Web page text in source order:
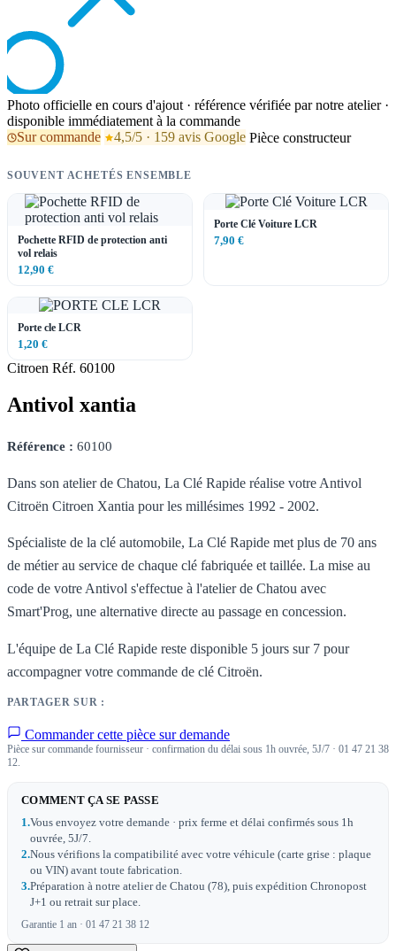
Photo officielle en cours d'ajout · référence vérifiée par notre atelier ·
disponible immédiatement à la commande
Sur commande
4,5/5 · 159 avis Google Pièce constructeur
SOUVENT ACHETÉS ENSEMBLE
Pochette RFID de protection anti
vol relais
12,90 €
Porte Clé Voiture LCR
7,90 €
Porte cle LCR
1,20 €
Citroen Réf. 60100
Antivol xantia
Référence : 60100
Dans son atelier de Chatou, La Clé Rapide réalise votre Antivol
Citroën Citroen Xantia pour les millésimes 1992 - 2002.
Spécialiste de la clé automobile, La Clé Rapide met plus de 70 ans
de métier au service de chaque clé fabriquée et taillée. La mise au
code de votre Antivol s'effectue à l'atelier de Chatou avec
Smart'Prog, une alternative directe au passage en concession.
L'équipe de La Clé Rapide reste disponible 5 jours sur 7 pour
accompagner votre commande de clé Citroën.
PARTAGER SUR :
Commander cette pièce sur demande
Pièce sur commande fournisseur · confirmation du délai sous 1h ouvrée, 5J/7 · 01 47 21 38
12.
COMMENT ÇA SE PASSE
1.Vous envoyez votre demande · prix ferme et délai confirmés sous 1h
ouvrée, 5J/7.
2.Nous vérifions la compatibilité avec votre véhicule (carte grise : plaque
ou VIN) avant toute fabrication.
3.Préparation à notre atelier de Chatou (78), puis expédition Chronopost
J+1 ou retrait sur place.
Garantie 1 an · 01 47 21 38 12